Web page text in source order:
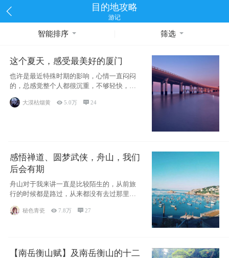
目的地攻略
游记
智能排序 筛选
这个夏天，感受最美好的厦门
也许是最近特殊时期的影响，心情一直闷闷
的，总感觉整个人都很沉重，不够轻快，当
然也有可能是疫情影响，许
大漠枯烟黄  5.0万 24
感悟禅道、圆梦武侠，舟山，我们
后会有期
舟山对于我来讲一直是比较陌生的，从前旅
行的时候都是路过，从来都没有去过那里游
秘色青瓷 7.8万 27
【南岳衡山赋】及南岳衡山的十二